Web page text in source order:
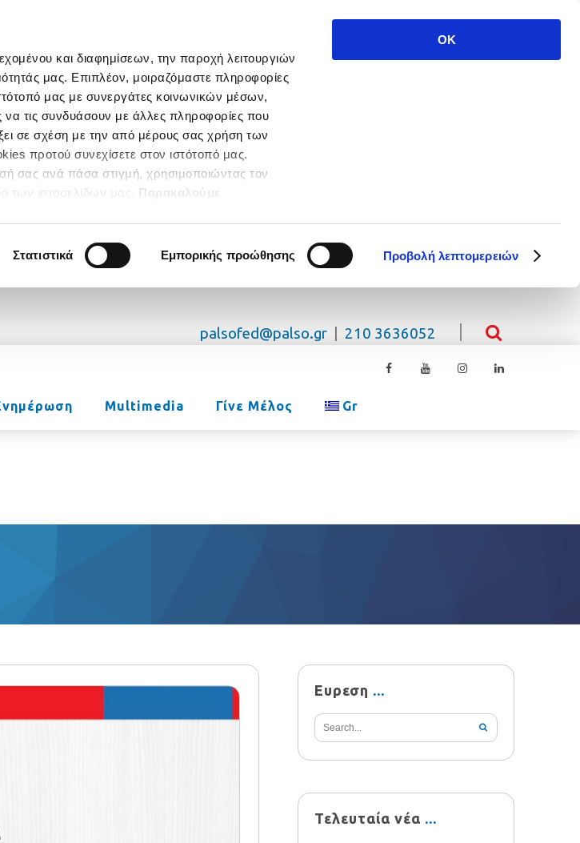
και διαφημίσεων, την παροχή λειτουργιών
μας. Επιπλέον, μοιραζόμαστε πληροφορίες
μας με συνεργάτες κοινωνικών μέσων,
να τις συνδυάσουν με άλλες πληροφορίες που
σε σχέση με την από μέρους σας χρήση των
προτού συνεχίσετε στον ιστότοπό μας.
σας ανά πάσα στιγμή, χρησιμοποιώντας τον
των ιστοσελίδων μας. Παρακαλούμε
Στατιστικά Εμπορικής προώθησης Προβολή λεπτομερειών
OK
palsofed@palso.gr 210 3636052
Multimedia Γίνε Μέλος Gr
Ευρεση
Τελευταία νέα